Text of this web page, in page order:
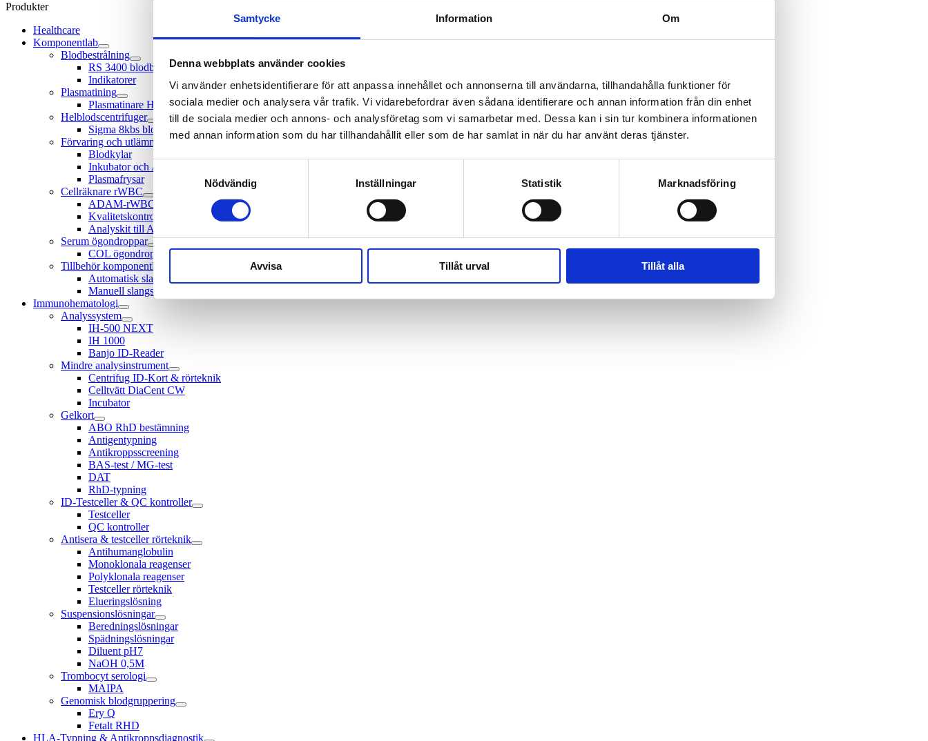
Samtycke Information Om
Denna webbplats använder cookies
Vi använder enhetsidentifierare för att anpassa innehållet och annonserna till användarna, tillhandahålla funktioner för
sociala medier och analysera vår trafik. Vi vidarebefordrar även sådana identifierare och annan information från din enhet
till de sociala medier och annons- och analysföretag som vi samarbetar med. Dessa kan i sin tur kombinera informationen
med annan information som du har tillhandahållit eller som de har samlat in när du har använt deras tjänster.
Samtyckesval
Nödvändig
Inställningar Statistik Marknadsföring
Avvisa Tillåt urval Tillåt alla
Produkter
Healthcare
Komponentlab
Blodbestrålning
RS 3400 blodbestrålare
Indikatorer
Plasmatining
Plasmatinare Helmer Scientific
Helblodscentrifuger
Sigma 8kbs blodpåsecentrifug
Förvaring och utlämning
Blodkylar
Inkubator och Agitator för trombocyter
Plasmafrysar
Cellräknare rWBC
ADAM-rWBC2 cellräknare
Kvalitetskontroller till ADAM
Analyskit till Adam
Serum ögondroppar
COL ögondroppsystem
Tillbehör komponentlab
Automatisk slangstripper
Manuell slangstripper
Immunohematologi
Analyssystem
IH-500 NEXT
IH 1000
Banjo ID-Reader
Mindre analysinstrument
Centrifug ID-Kort & rörteknik
Celltvätt DiaCent CW
Incubator
Gelkort
ABO RhD bestämning
Antigentypning
Antikroppsscreening
BAS-test / MG-test
DAT
RhD-typning
ID-Testceller & QC kontroller
Testceller
QC kontroller
Antisera & testceller rörteknik
Antihumanglobulin
Monoklonala reagenser
Polyklonala reagenser
Testceller rörteknik
Elueringslösning
Suspensionslösningar
Beredningslösningar
Spädningslösningar
Diluent pH7
NaOH 0,5M
Trombocyt serologi
MAIPA
Genomisk blodgruppering
Ery Q
Fetalt RHD
HLA-Typning & Antikroppsdiagnostik